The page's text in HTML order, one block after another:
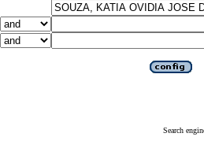
Search